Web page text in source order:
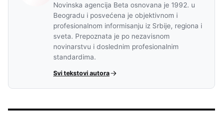
Novinska agencija Beta osnovana je 1992. u
Beogradu i posvećena je objektivnom i
profesionalnom informisanju iz Srbije, regiona i
sveta. Prepoznata je po nezavisnom
novinarstvu i doslednim profesionalnim
standardima.
Svi tekstovi autora